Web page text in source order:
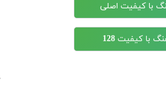
با کیفیت اصلی
با کیفیت 128